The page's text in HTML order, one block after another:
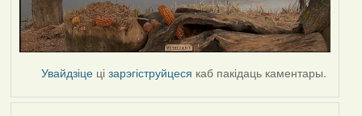
Увайдзіце цізарэгіструйцеся каб пакідаць каментары.